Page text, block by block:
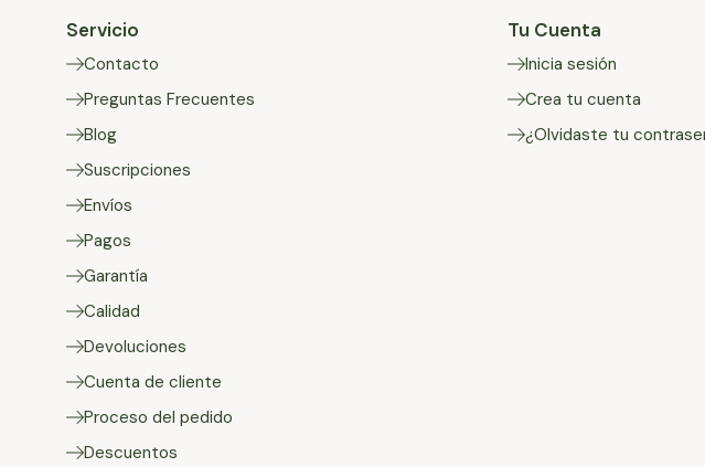
Servicio
Contacto
Preguntas Frecuentes
Blog
Suscripciones
Envíos
Pagos
Garantía
Calidad
Devoluciones
Cuenta de cliente
Proceso del pedido
Descuentos
Tu Cuenta
Inicia sesión
Crea tu cuenta
¿Olvidaste tu